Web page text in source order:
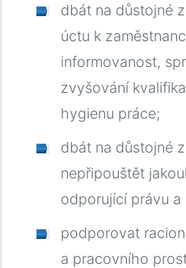
dbát na důstojné
úctu k
informovanost,
zvyšování
hygienu práce;
dbát na důstojné
nepřipouštět
odporující právu
podporovat
a pracovního